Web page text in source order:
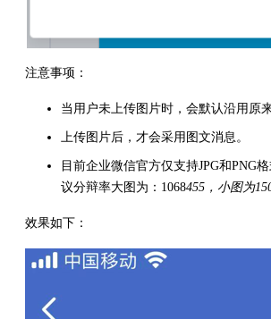
注意事项：
当用户未上传图片时，会默认沿用原
上传图片后，才会采用图文消息。
目前企业微信官方仅支持JPG和PNG
议分辩率大图为：1068455，小图为
效果如下：